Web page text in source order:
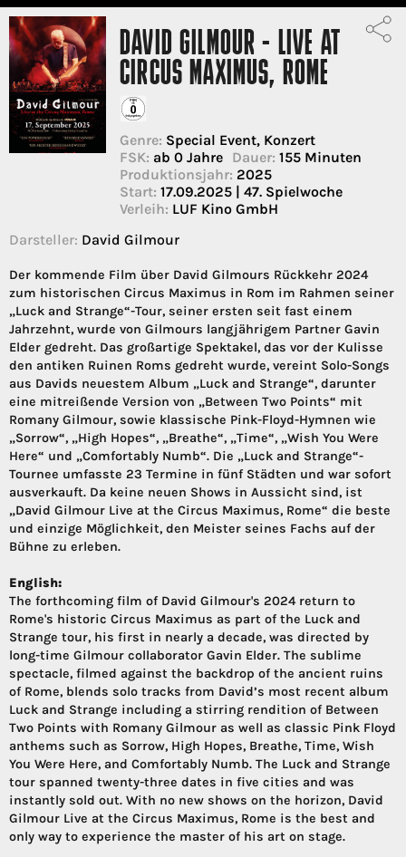
DAVID GILMOUR - LIVE AT
CIRCUS MAXIMUS, ROME
Genre: Special Event, Konzert
FSK: ab 0 Jahre Dauer: 155 Minuten
Produktionsjahr: 2025
Start: 17.09.2025 | 47. Spielwoche
Verleih: LUF Kino GmbH
Darsteller: David Gilmour
Der kommende Film über David Gilmours Rückkehr 2024
zum historischen Circus Maximus in Rom im Rahmen seiner
„Luck and Strange“-Tour, seiner ersten seit fast einem
Jahrzehnt, wurde von Gilmours langjährigem Partner Gavin
Elder gedreht. Das großartige Spektakel, das vor der Kulisse
den antiken Ruinen Roms gedreht wurde, vereint Solo-Songs
aus Davids neuestem Album „Luck and Strange“, darunter
eine mitreißende Version von „Between Two Points“ mit
Romany Gilmour, sowie klassische Pink-Floyd-Hymnen wie
„Sorrow“, „High Hopes“, „Breathe“, „Time“, „Wish You Were
Here“ und „Comfortably Numb“. Die „Luck and Strange“-
Tournee umfasste 23 Termine in fünf Städten und war sofort
ausverkauft. Da keine neuen Shows in Aussicht sind, ist
„David Gilmour Live at the Circus Maximus, Rome“ die beste
und einzige Möglichkeit, den Meister seines Fachs auf der
Bühne zu erleben.
English:
The forthcoming film of David Gilmour's 2024 return to
Rome's historic Circus Maximus as part of the Luck and
Strange tour, his first in nearly a decade, was directed by
long-time Gilmour collaborator Gavin Elder. The sublime
spectacle, filmed against the backdrop of the ancient ruins
of Rome, blends solo tracks from David’s most recent album
Luck and Strange including a stirring rendition of Between
Two Points with Romany Gilmour as well as classic Pink Floyd
anthems such as Sorrow, High Hopes, Breathe, Time, Wish
You Were Here, and Comfortably Numb. The Luck and Strange
tour spanned twenty-three dates in five cities and was
instantly sold out. With no new shows on the horizon, David
Gilmour Live at the Circus Maximus, Rome is the best and
only way to experience the master of his art on stage.